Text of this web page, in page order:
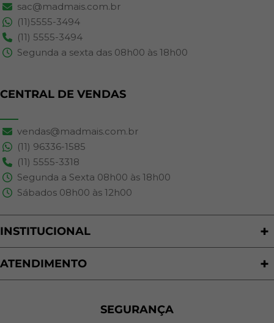
sac@madmais.com.br
(11)5555-3494
(11) 5555-3494
Segunda a sexta das 08h00 às 18h00
CENTRAL DE VENDAS
vendas@madmais.com.br
(11) 96336-1585
(11) 5555-3318
Segunda a Sexta 08h00 às 18h00
Sábados 08h00 às 12h00
INSTITUCIONAL
Quem Somos
Nossas Lojas
ATENDIMENTO
Política de Privacidade
Trocas e DevoluçõesSEGURANÇA